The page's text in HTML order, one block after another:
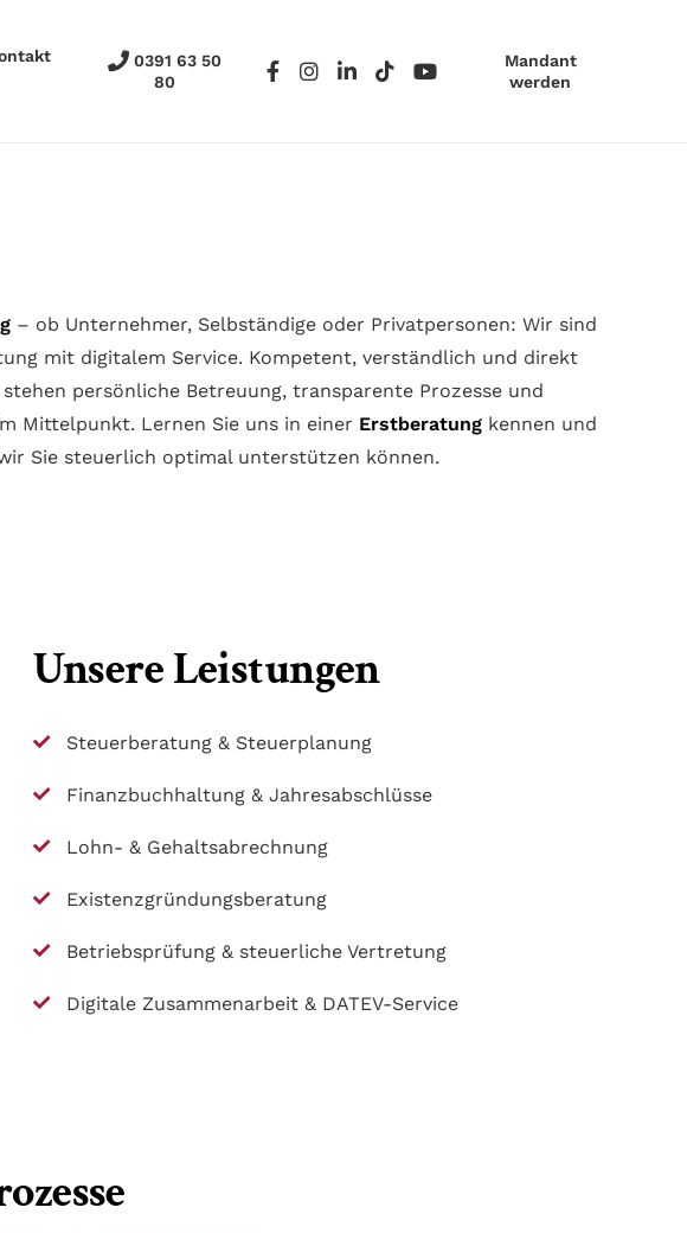
0391 63 50
80
Mandant
werden
– ob Unternehmer, Selbständige oder Privatpersonen: Wir sind
mit digitalem Service. Kompetent, verständlich und direkt
persönliche Betreuung, transparente Prozesse und
Mittelpunkt. Lernen Sie uns in einer Erstberatungkennen und
Sie steuerlich optimal unterstützen können.
Unsere Leistungen
Steuerberatung & Steuerplanung
Finanzbuchhaltung & Jahresabschlüsse
Lohn- & Gehaltsabrechnung
Existenzgründungsberatung
Betriebsprüfung & steuerliche Vertretung
Digitale Zusammenarbeit & DATEV-Service